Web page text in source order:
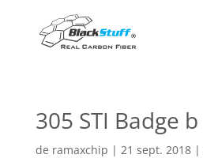
305 STI Badge b
de ramaxchip | 21 sept. 2018|